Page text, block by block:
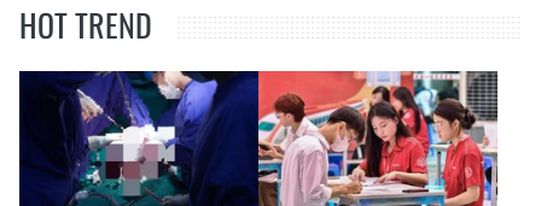
HOT TREND